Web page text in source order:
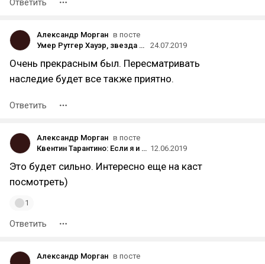
Ответить
Александр Морган в посте
Умер Рутгер Хауэр, звезда «Бегущего по лезвию»
24.07.2019
Очень прекрасным был. Пересматривать
наследие будет все также приятно.
Ответить
Александр Морган в посте
Квентин Тарантино: Если я и буду режиссировать Star Trek, то это будет фильм с рейтингом «R» 12.06.2019
Это будет сильно. Интересно еще на каст
посмотреть)
1
Ответить
Александр Морган в посте